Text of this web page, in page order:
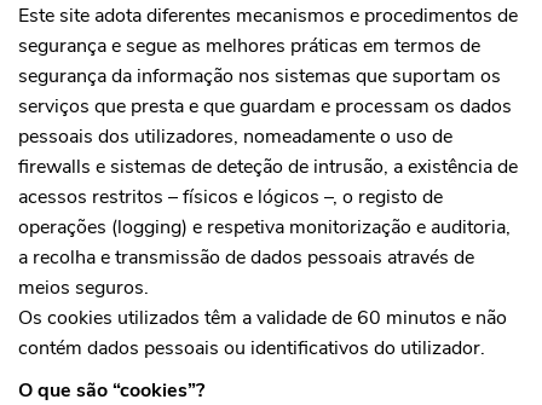
Este site adota diferentes mecanismos e procedimentos de
segurança e segue as melhores práticas em termos de
segurança da informação nos sistemas que suportam os
serviços que presta e que guardam e processam os dados
pessoais dos utilizadores, nomeadamente o uso de
firewalls e sistemas de deteção de intrusão, a existência de
acessos restritos – físicos e lógicos –, o registo de
operações (logging) e respetiva monitorização e auditoria,
a recolha e transmissão de dados pessoais através de
meios seguros.
Os cookies utilizados têm a validade de 60 minutos e não
contém dados pessoais ou identificativos do utilizador.
O que são “cookies”?